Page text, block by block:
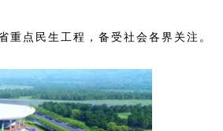
点民生工程，备受社会各界关注。